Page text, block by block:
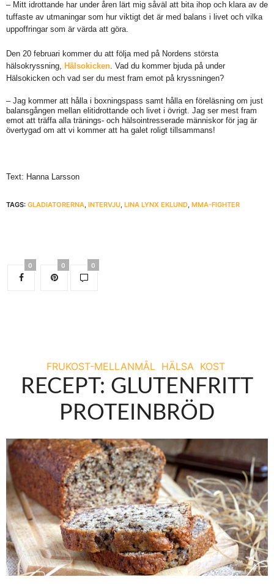
– Mitt idrottande har under åren lärt mig såväl att bita ihop och klara av de
tuffaste av utmaningar som hur viktigt det är med balans i livet och vilka
uppoffringar som är värda att göra.
Den 20 februari kommer du att följa med på Nordens största
hälsokryssning,
Hälsokicken . Vad du kommer bjuda på under
Hälsokicken och vad ser du mest fram emot på kryssningen?
– Jag kommer att hålla i boxningspass samt hålla en föreläsning om just
balansgången mellan elitidrottande och livet i övrigt. Jag ser mest fram
emot att träffa alla tränings- och hälsointresserade människor för jag är
övertygad om att vi kommer att ha galet roligt tillsammans!
Text: Hanna Larsson
TAGS: GLADIATORERNA, INTERVJU, LINA LYNX EKLUND, MMA-FIGHTER
0 0 0
FRUKOST-MELLANMÅL HÄLSA KOST
RECEPT: GLUTENFRITT
PROTEINBRÖD